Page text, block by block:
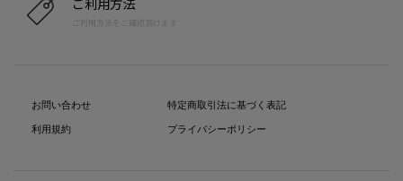
ご利用方法をご確認頂けます
お問い合わせ
利用規約
特定商取引法に基づく表記
プライバシーポリシー